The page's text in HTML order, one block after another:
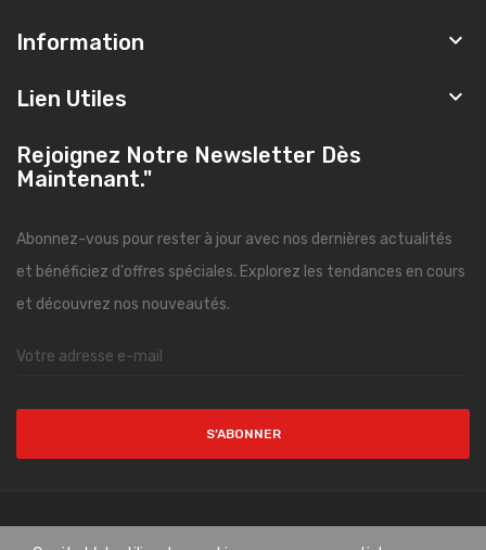
Information 
Lien Utiles 
Rejoignez Notre Newsletter Dès
Maintenant."
Abonnez-vous pour rester à jour avec nos dernières actualités
et bénéficiez d'offres spéciales. Explorez les tendances en cours
et découvrez nos nouveautés.
S’ABONNER